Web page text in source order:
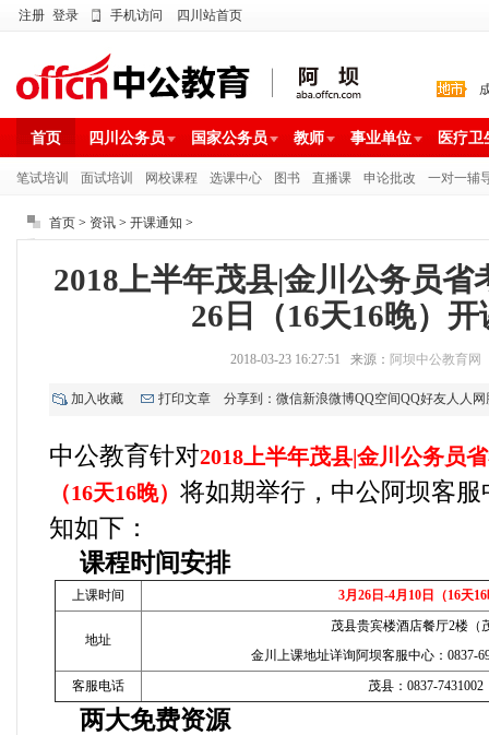
注册 登录 手机访问 四川站首页
首页 四川公务员 国家公务员 教师 事业单位 医疗卫
笔试培训 面试培训 网校课程 选课中心 图书 直播课 申论批改 一对一辅
首页 > 资讯 > 开课通知 >
2018上半年茂县|金川公务员省
26日（16天16晚）
2018-03-23 16:27:51 来源： 阿坝中公教育网
加入收藏 打印文章 分享到： 微信新浪微博QQ空间QQ好友人人网
中公教育针对2018上半年茂县|金川公务员
（16天16晚） 将如期举行，中公阿坝客
知如下：
课程时间安排
上课时间 3月26日-4月10日（16天
地址
茂县贵宾楼酒店餐厅2楼（
金川上课地址详询阿坝客服中心：0837-
客服电话
茂县：0837-7431002
两大免费资源